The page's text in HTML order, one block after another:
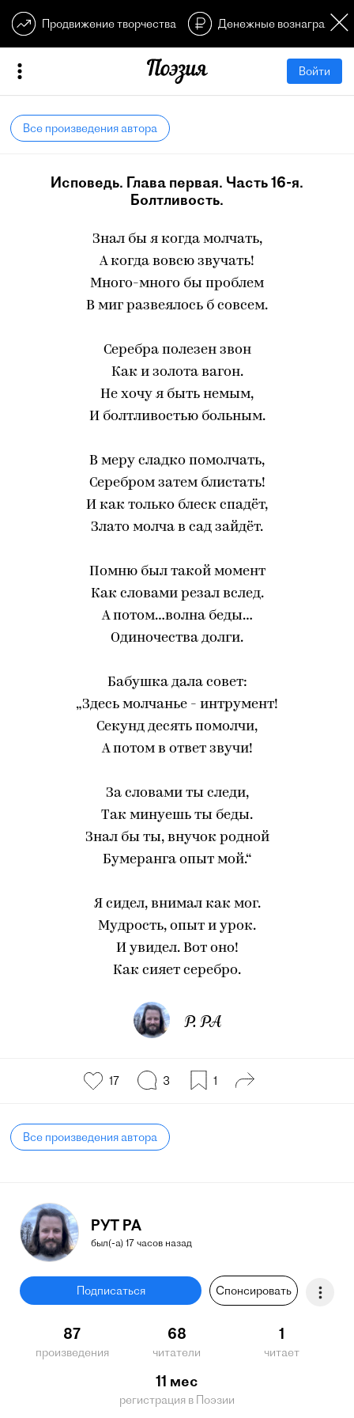
Продвижение творчества Денежные
Войти
Все произведения автора
Исповедь. Глава первая. Часть 16-я.
Болтливость.
Знал бы я когда молчать,
А когда вовсю звучать!
Много-много бы проблем
В миг развеялось б совсем.
Серебра полезен звон
Как и золота вагон.
Не хочу я быть немым,
И болтливостью больным.
В меру сладко помолчать,
Серебром затем блистать!
И как только блеск спадёт,
Злато молча в сад зайдёт.
Помню был такой момент
Как словами резал вслед.
А потом…волна беды…
Одиночества долги.
Бабушка дала совет:
„Здесь молчанье - интрумент!
Секунд десять помолчи,
А потом в ответ звучи!
За словами ты следи,
Так минуешь ты беды.
Знал бы ты, внучок родной
Бумеранга опыт мой.“
Я сидел, внимал как мог.
Мудрость, опыт и урок.
И увидел. Вот оно!
Как сияет серебро.
Р. РА
17 3 1
Все произведения автора
РУТ РА
был(-а) 17 часов назад
Подписаться Спонсировать
87
произведения
68
читатели
1
читает
11 мес
регистрация в Поэзии